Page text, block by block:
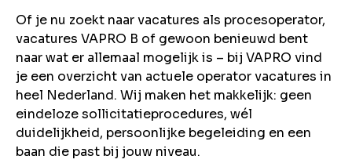
Of je nu zoekt naar vacatures als procesoperator,
vacatures VAPRO B of gewoon benieuwd bent
naar wat er allemaal mogelijk is – bij VAPRO vind
je een overzicht van actuele operator vacatures in
heel Nederland. Wij maken het makkelijk: geen
eindeloze sollicitatieprocedures, wél
duidelijkheid, persoonlijke begeleiding en een
baan die past bij jouw niveau.